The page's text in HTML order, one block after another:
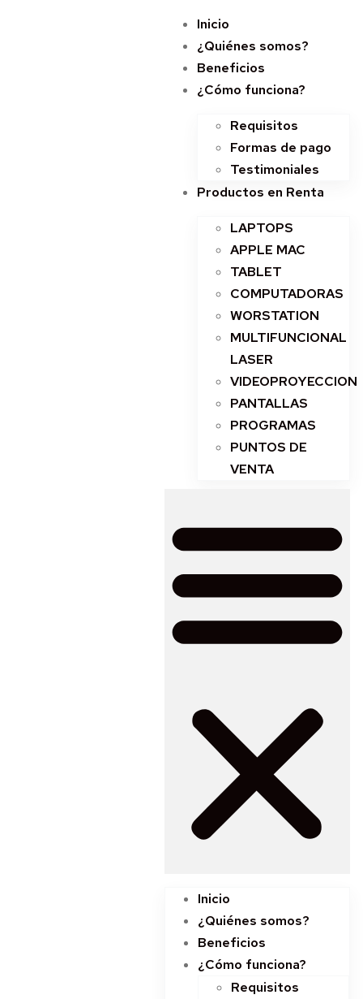
Inicio
¿Quiénes somos?
Beneficios
¿Cómo funciona?
Requisitos
Formas de pago
Testimoniales
Productos en Renta
LAPTOPS
APPLE MAC
TABLET
COMPUTADORAS
WORSTATION
MULTIFUNCIONAL
LASER
VIDEOPROYECCION
PANTALLAS
PROGRAMAS
PUNTOS DE
VENTA
Inicio
¿Quiénes somos?
Beneficios
¿Cómo funciona?
Requisitos